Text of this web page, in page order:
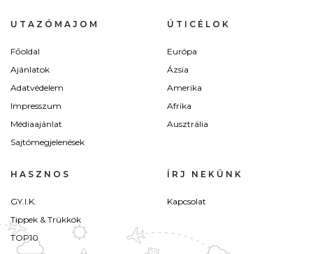
UTAZÓMAJOM
Főoldal
Ajánlatok
Adatvédelem
Impresszum
Médiaajánlat
Sajtómegjelenések
ÚTICÉLOK
Európa
Ázsia
Amerika
Afrika
Ausztrália
HASZNOS
GY.I.K.
Tippek & Trükkök
TOP10
ÍRJ NEKÜNK
Kapcsolat